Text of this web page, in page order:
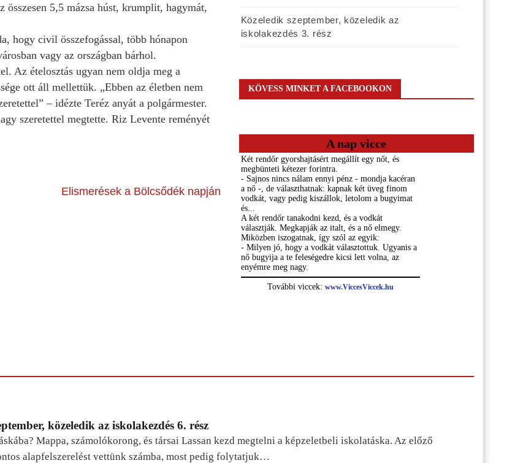
5,5 mázsa húst, krumplit, hagymát,
hogy civil összefogással, több hónapon
vagy az országban bárhol.
Az ételosztás ugyan nem oldja meg a
ott áll mellettük. „Ebben az életben nem
– idézte Teréz anyát a polgármester.
szeretettel megtette. Riz Levente reményét
Elismerések a Bölcsődék napján
Közeledik szeptember, közeledik az
iskolakezdés 3. rész
KÖVESS MINKET A FACEBOOKON
A nap vicce
közeledik az iskolakezdés 6. rész
Mappa, számolókorong, és társai Lassan kezd megtelni a képzeletbeli iskolatáska. Az előző
alapfelszerelést vettünk számba, most pedig folytatjuk…